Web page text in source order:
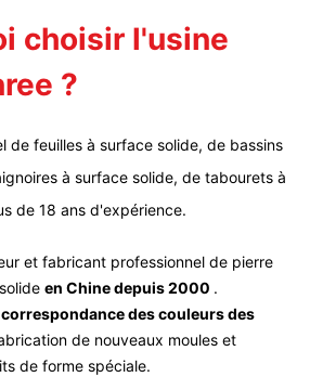
choisir l'usine
?
de feuilles à surface solide, de bassins
à surface solide, de tabourets à
de 18 ans d'expérience.
et fabricant professionnel de pierre
en Chine depuis 2000 .
des couleurs des
de nouveaux moules et
de forme spéciale.